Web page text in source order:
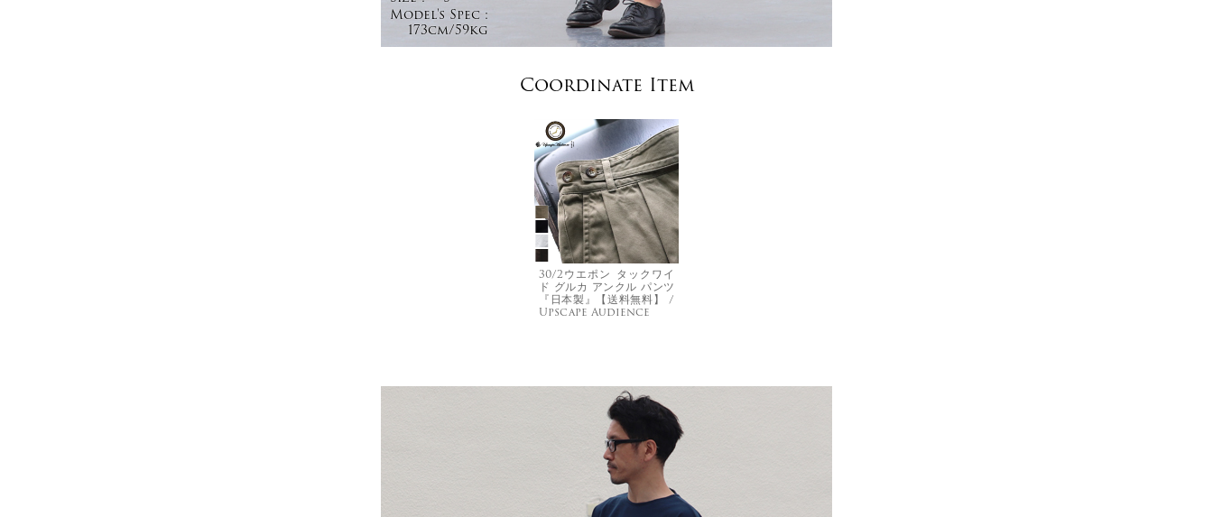
Model's Spec :
173cm/59kg
Coordinate Item
30/2ウエポン タックワイ
ド グルカ アンクル パンツ
『日本製』【送料無料】 /
Upscape Audience